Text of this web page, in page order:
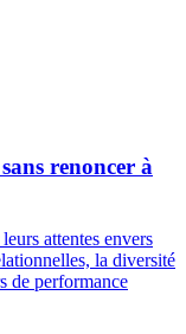
renoncer à
attentes envers
la diversité
de performance